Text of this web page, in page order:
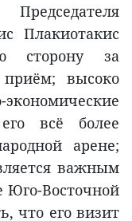
Плакиотакис
сторону за
высоко
всё более
арене;
важным
Юго-Восточной
что его визит